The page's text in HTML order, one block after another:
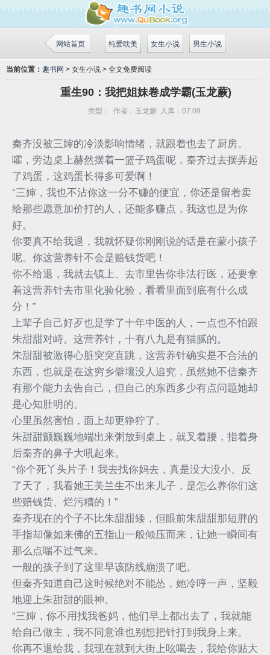
网站首页 男生小说
女生小说
纯爱耽美
当前位置： 趣书网 > 女生小说 > 全文免费阅读
重生90：我把姐妹卷成学霸(玉龙蕨)
类型： 作者： 玉龙蕨 入库：07.09
秦齐没被三婶的冷淡影响情绪，就跟着也去了厨房。
嚯，旁边桌上赫然摆着一篮子鸡蛋呢，秦齐过去摆弄起
了鸡蛋，这鸡蛋长得多可爱啊！
“三婶，我也不沾你这一分不赚的便宜，你还是留着卖
给那些愿意加价打的人，还能多赚点，我这也是为你
好。
你要真不给我退，我就怀疑你刚刚说的话是在蒙小孩子
呢。你这营养针不会是赔钱货吧！
你不给退，我就去镇上、去市里告你非法行医，还要拿
着这营养针去市里化验化验，看看里面到底有什么成
分！”
上辈子自己好歹也是学了十年中医的人，一点也不怕跟
朱甜甜对峙。这营养针，十有八九是有猫腻的。
朱甜甜被激得心脏突突直跳，这营养针确实是不合法的
东西，也就是在这穷乡僻壤没人追究，虽然她不信秦齐
有那个能力去告自己，但自己的东西多少有点问题她却
是心知肚明的。
心里虽然害怕，面上却更狰狞了。
朱甜甜颤巍巍地端出来粥放到桌上，就叉着腰，指着身
后秦齐的鼻子大吼起来。
“你个死丫头片子！我去找你妈去，真是没大没小、反
了天了，我看她王美兰生不出来儿子，是怎么养你们这
些赔钱货、烂污糟的！”
秦齐现在的个子不比朱甜甜矮，但眼前朱甜甜那短胖的
手指却像如来佛的五指山一般倾压而来，让她一瞬间有
那么点喘不过气来。
一般的孩子到了这里早该防线崩溃了吧。
但秦齐知道自己这时候绝对不能怂，她冷哼一声，坚毅
地迎上朱甜甜的眼神。
“三婶，你不用找我爸妈，他们早上都出去了，我就能
给自己做主，我不同意谁也别想把针打到我身上来。
你再不退给我，我现在就到大街上吆喝去，我给你贴大